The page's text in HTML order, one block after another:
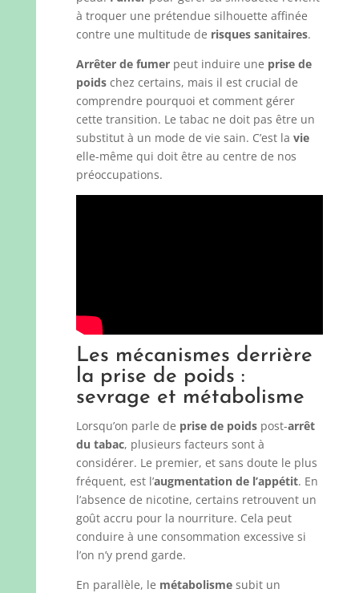
à troquer une prétendue silhouette affinée
contre une multitude de risques sanitaires.
Arrêter de fumerpeut induire une prise de
poidschez certains, mais il est crucial de
comprendre pourquoi et comment gérer
cette transition. Le tabac ne doit pas être un
substitut à un mode de vie sain. C’est la vie
elle-même qui doit être au centre de nos
préoccupations.
Les mécanismes derrière
la prise de poids :
sevrage et métabolisme
Lorsqu’on parle de prise de poidspost-arrêt
du tabac, plusieurs facteurs sont à
considérer. Le premier, et sans doute le plus
fréquent, est l’augmentation de l’appétit. En
l’absence de nicotine, certains retrouvent un
goût accru pour la nourriture. Cela peut
conduire à une consommation excessive si
l’on n’y prend garde.
En parallèle, le métabolismesubit un